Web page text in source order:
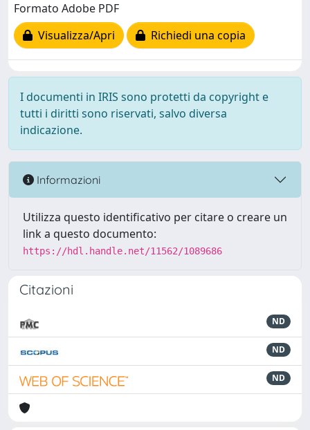
Formato Adobe PDF
Visualizza/Apri
Richiedi una copia
I documenti in IRIS sono protetti da copyright e
tutti i diritti sono riservati, salvo diversa
indicazione.
Informazioni
Utilizza questo identificativo per citare o creare un
link a questo documento:
https://hdl.handle.net/11562/1089686
Citazioni
ND
ND
ND